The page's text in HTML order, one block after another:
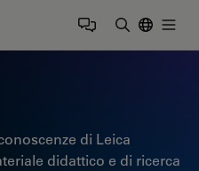
di Leica
didattico e di ricerca